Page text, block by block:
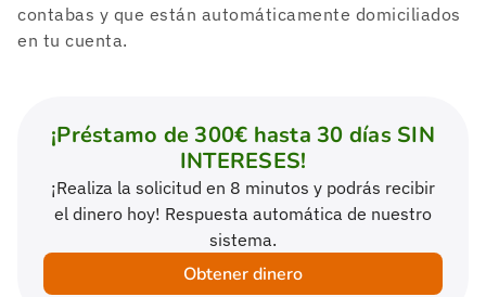
contabas y que están automáticamente domiciliados
en tu cuenta.
Obtener dinero
¡Realiza la solicitud en 8 minutos y podrás recibir
el dinero hoy! Respuesta automática de nuestro
sistema.
¡Préstamo de 300€ hasta 30 días SIN
INTERESES!